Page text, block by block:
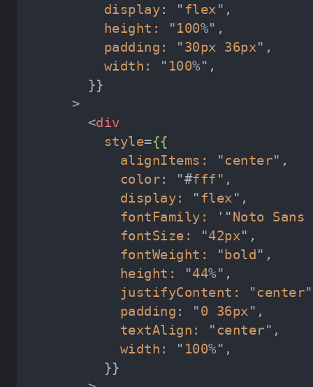
display:
"flex
height:
"100
padding:
"30px 36px
width:
" 100
      >
<div
style={{
alignItems:
"center
color:
"#fff
display:
"flex
fontFamily:
'"Noto Sans
fontSize:
"42px
fontWeight:
"bold
height:
"44
justifyContent:
"center
padding:
"0 36px
textAlign:
"center
width:
" 100